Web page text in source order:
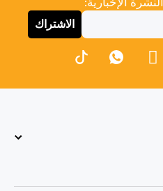
الإخبارية:
الاشتراك